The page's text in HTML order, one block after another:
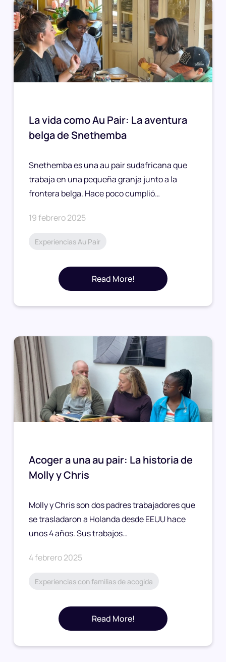
La vida como Au Pair: La aventura
belga de Snethemba
Snethemba es una au pair sudafricana que
trabaja en una pequeña granja junto a la
frontera belga. Hace poco cumplió…
19 febrero 2025
Experiencias Au Pair
Read More!
Acoger a una au pair: La historia de
Molly y Chris
Molly y Chris son dos padres trabajadores que
se trasladaron a Holanda desde EEUU hace
unos 4 años. Sus trabajos…
4 febrero 2025
Experiencias con familias de acogida
Read More!